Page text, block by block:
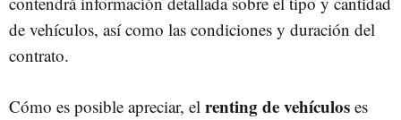
de vehículos, así como las condiciones y duración del
contrato.
Cómo es posible apreciar, el renting de vehículos es